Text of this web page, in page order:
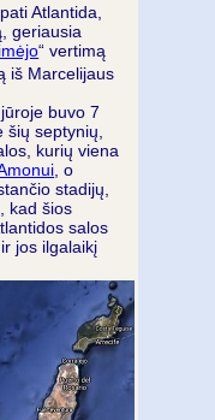
Atlantida,
geriausia
“ vertimą
iš Marcelijaus
buvo 7
septynių,
kurių viena
, o
stadijų,
kad šios
salos
jos ilgalaikį